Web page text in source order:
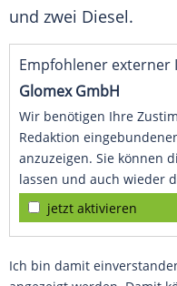
und zwei Diesel.
Empfohlener externer
Glomex GmbH
Wir benötigen Ihre
Redaktion
anzuzeigen. Sie können
lassen und auch wieder
jetzt aktivieren
Ich bin damit